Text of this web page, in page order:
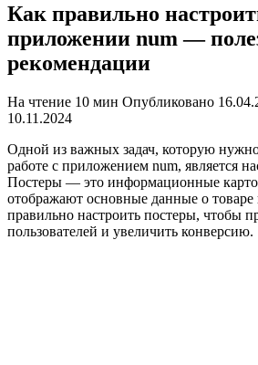
Как правильно
приложении num —
рекомендации
На чтение 10 мин Опубликовано
10.11.2024
Одной из важных задач, которую
работе с приложением num, является
Постеры — это информационные
отображают основные данные о
правильно настроить постеры, чтобы
пользователей и увеличить конверсию.